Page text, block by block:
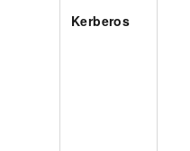
Kerberos